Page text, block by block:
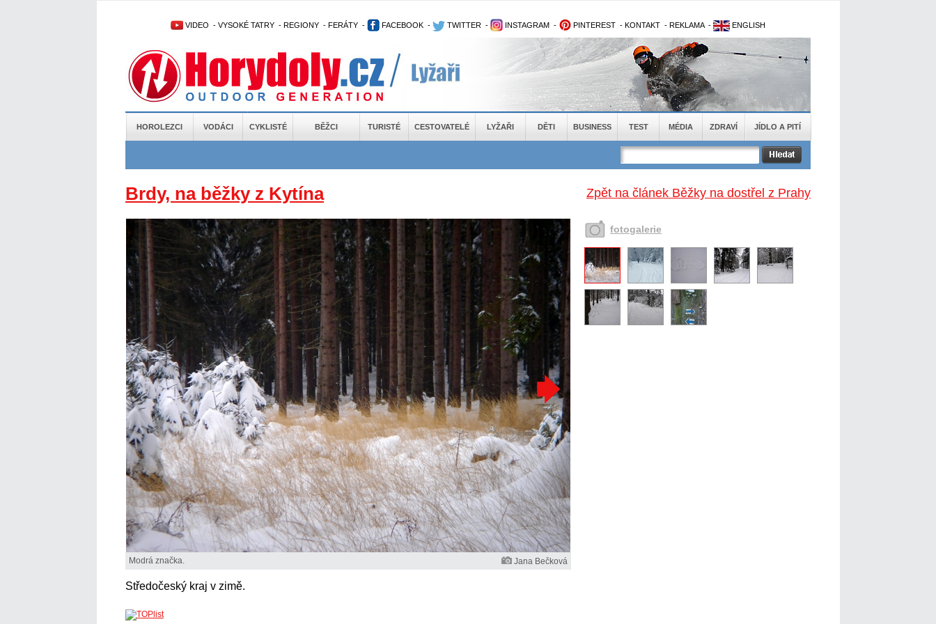
VIDEO - VYSOKÉ TATRY - REGIONY - FERÁTY - FACEBOOK - TWITTER - INSTAGRAM - PINTEREST - KONTAKT - REKLAMA - ENGLISH
HOROLEZCI VODÁCI CYKLISTÉ BĚŽCI TURISTÉ CESTOVATELÉ LYŽAŘI DĚTI BUSINESS TEST MÉDIA ZDRAVÍ JÍDLO A PITÍ
Zpět na článek Běžky na dostřel z Prahy
Brdy, na běžky z Kytína
Modrá značka. Jana Bečková
Středočeský kraj v zimě.
fotogalerie